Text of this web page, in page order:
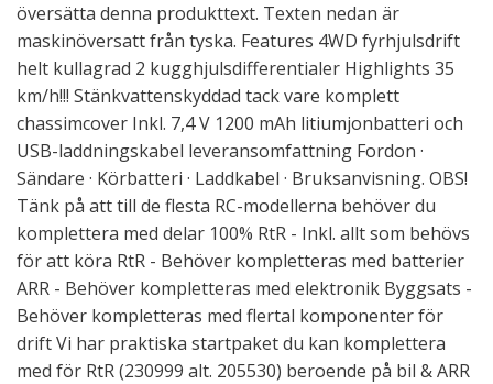
översätta denna produkttext. Texten nedan är
maskinöversatt från tyska. Features 4WD fyrhjulsdrift
helt kullagrad 2 kugghjulsdifferentialer Highlights 35
km/h!!! Stänkvattenskyddad tack vare komplett
chassimcover Inkl. 7,4 V 1200 mAh litiumjonbatteri och
USB-laddningskabel leveransomfattning Fordon ·
Sändare · Körbatteri · Laddkabel · Bruksanvisning. OBS!
Tänk på att till de flesta RC-modellerna behöver du
komplettera med delar 100% RtR - Inkl. allt som behövs
för att köra RtR - Behöver kompletteras med batterier
ARR - Behöver kompletteras med elektronik Byggsats -
Behöver kompletteras med flertal komponenter för
drift Vi har praktiska startpaket du kan komplettera
med för RtR (230999 alt. 205530) beroende på bil & ARR